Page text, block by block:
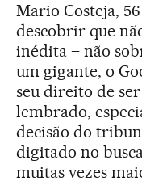
Mario Costeja,
descobrir que
inédita – não
um gigante, o
seu direito de
lembrado,
decisão do
digitado no
muitas vezes